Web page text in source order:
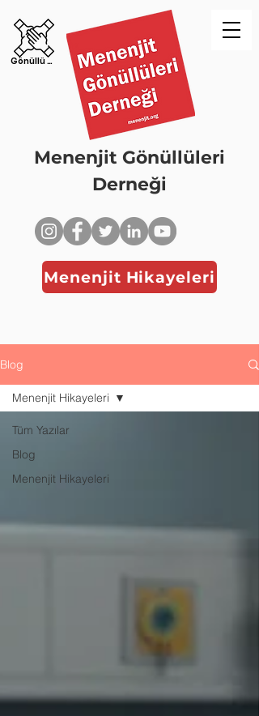
Menenjit Gönüllüleri
Derneği
Menenjit Hikayeleri
Gönüllü Ol!
Blog
Tüm Yazılar
Blog
Menenjit Hikayeleri
Menenjit Hikayeleri